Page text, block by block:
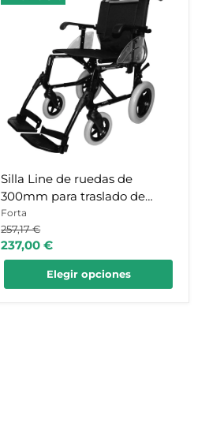
Line
300mm
traslado
capacidad
hasta
140kg
Silla Line de ruedas de
300mm para traslado de
capacidad hasta 140kg
Forta
Precio
original
257,17 €
Precio
actual
237,00 €
Elegir opciones